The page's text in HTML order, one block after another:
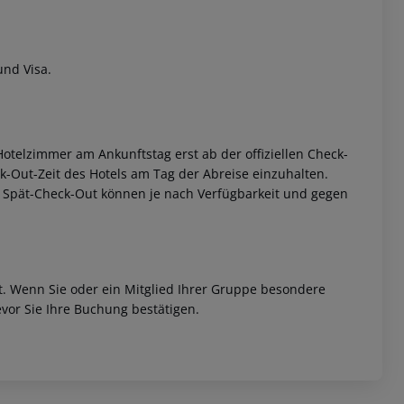
Visa.
am Ankunftstag erst ab der offiziellen Check-
Out-Zeit des Hotels am Tag der Abreise einzuhalten.
Check-Out können je nach Verfügbarkeit und gegen
Sie oder ein Mitglied Ihrer Gruppe besondere
Sie Ihre Buchung bestätigen.
akzeptieren